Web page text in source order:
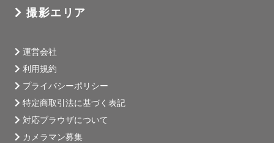
撮影エリア
運営会社
利用規約
プライバシーポリシー
特定商取引法に基づく表記
対応ブラウザについて
カメラマン募集